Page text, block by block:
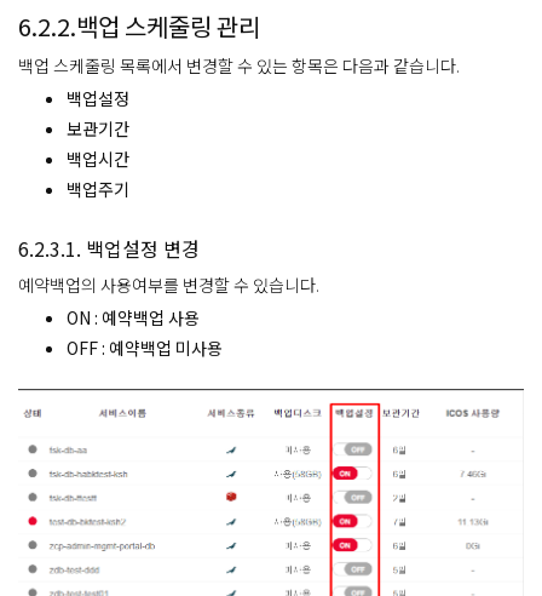
6.2.2.백업 스케줄링 관리
백업 스케줄링 목록에서 변경할 수 있는 항목은 다음과 같습니다.
백업설정
보관기간
백업시간
백업주기
6.2.3.1. 백업설정 변경
예약백업의 사용여부를 변경할 수 있습니다.
ON : 예약백업 사용
OFF : 예약백업 미사용